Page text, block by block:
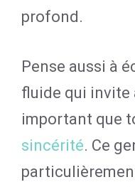
profond.
Pense aussi à
fluide qui invite
important que
sincérité. Ce